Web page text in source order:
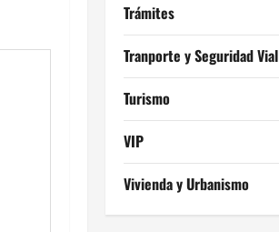
Trámites
Tranporte y Seguridad Vial
Turismo
VIP
Vivienda y Urbanismo